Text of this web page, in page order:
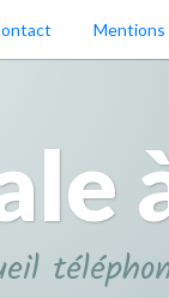
Mentions